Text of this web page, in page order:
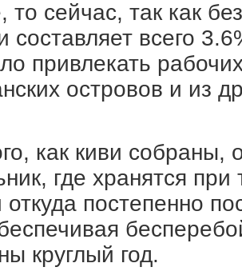
то сейчас, так как
составляет всего
привлекать
островов и из
как киви собраны,
где хранятся
откуда постепенно
круглый год.